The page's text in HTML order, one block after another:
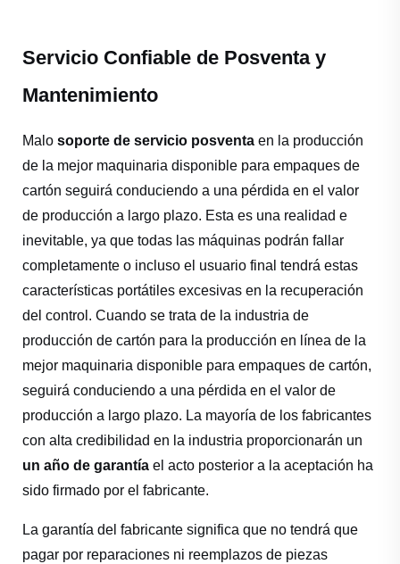
Servicio Confiable de Posventa y
Mantenimiento
Malo soporte de servicio posventa en la producción
de la mejor maquinaria disponible para empaques de
cartón seguirá conduciendo a una pérdida en el valor
de producción a largo plazo. Esta es una realidad e
inevitable, ya que todas las máquinas podrán fallar
completamente o incluso el usuario final tendrá estas
características portátiles excesivas en la recuperación
del control. Cuando se trata de la industria de
producción de cartón para la producción en línea de la
mejor maquinaria disponible para empaques de cartón,
seguirá conduciendo a una pérdida en el valor de
producción a largo plazo. La mayoría de los fabricantes
con alta credibilidad en la industria proporcionarán un
un año de garantía el acto posterior a la aceptación ha
sido firmado por el fabricante.
La garantía del fabricante significa que no tendrá que
pagar por reparaciones ni reemplazos de piezas